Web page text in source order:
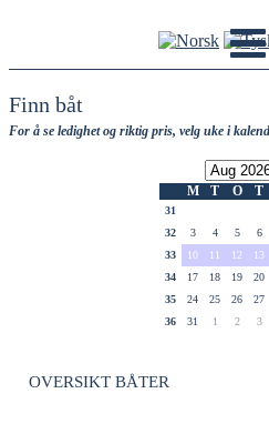
Finn båt
For å se ledighet og riktig pris, velg uke i
M T O T
31
32
3 4 5 6
33
10 11 12 13
34
17 18 19 20
35
24 25 26 27
36
31 1 2 3
OVERSIKT BÅTER